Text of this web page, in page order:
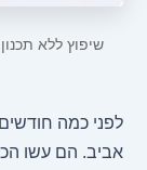
שיפוץ ללא
לפני כמה
אביב. הם עשו